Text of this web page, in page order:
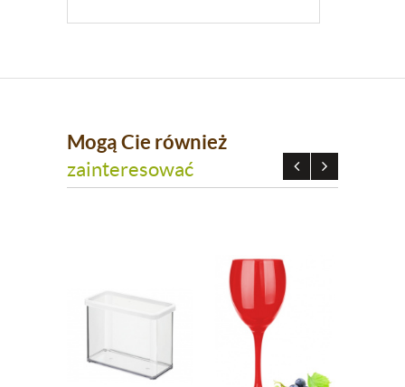
Mogą Cie również
zainteresować